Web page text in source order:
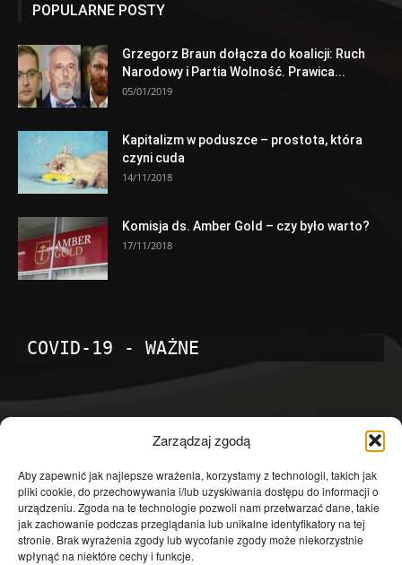
Zarządzaj zgodą
Aby zapewnić jak najlepsze wrażenia, korzystamy z technologii, takich jak
pliki cookie, do przechowywania i/lub uzyskiwania dostępu do informacji o
urządzeniu. Zgoda na te technologie pozwoli nam przetwarzać dane, takie
jak zachowanie podczas przeglądania lub unikalne identyfikatory na tej
stronie. Brak wyrażenia zgody lub wycofanie zgody może niekorzystnie
wpłynąć na niektóre cechy i funkcje.
POPULARNE POSTY
Grzegorz Braun dołącza do koalicji: Ruch
Narodowy i Partia Wolność. Prawica...
05/01/2019
Kapitalizm w poduszce – prostota, która
czyni cuda
14/11/2018
Komisja ds. Amber Gold – czy było warto?
17/11/2018
COVID-19 - WAŻNE
Temat dnia
4601
Publicystyka
4363
Polityka
3639
Polska